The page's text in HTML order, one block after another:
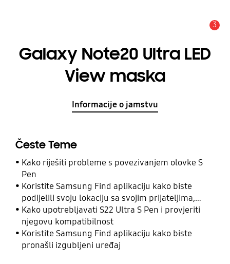
3
Galaxy Note20 Ultra LED
View maska
Informacije o jamstvu
Česte Teme
Kako riješiti probleme s povezivanjem olovke S
Pen
Koristite Samsung Find aplikaciju kako biste
podijelili svoju lokaciju sa svojim prijateljima,
djetetom, obitelji i drugim kontaktima
Kako upotrebljavati S22 Ultra S Pen i provjeriti
njegovu kompatibilnost
Koristite Samsung Find aplikaciju kako biste
pronašli izgubljeni uređaj